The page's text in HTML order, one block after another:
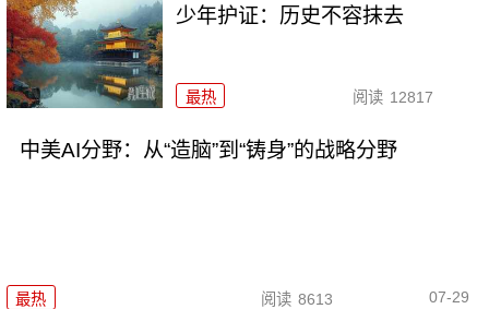
少年护证：历史不容抹去
最热 阅读 12817
中美AI分野：从“造脑”到“铸身”的战略分野
最热 阅读 8613 07-29